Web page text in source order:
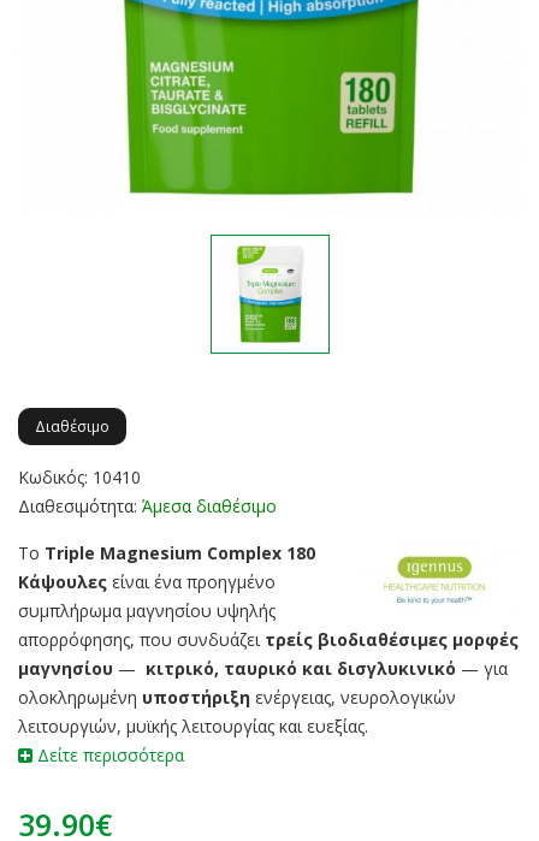
Διαθέσιμο
Κωδικός: 10410
Διαθεσιμότητα: Άμεσα διαθέσιμο
Το Triple Magnesium Complex 180
Κάψουλες είναι ένα προηγμένο
συμπλήρωμα μαγνησίου υψηλής
απορρόφησης, που συνδυάζει τρείς βιοδιαθέσιμες μορφές
μαγνησίου — κιτρικό, ταυρικό και δισγλυκινικό — για
ολοκληρωμένη υποστήριξη ενέργειας, νευρολογικών
λειτουργιών, μυϊκής λειτουργίας και ευεξίας.
Δείτε περισσότερα
39.90€